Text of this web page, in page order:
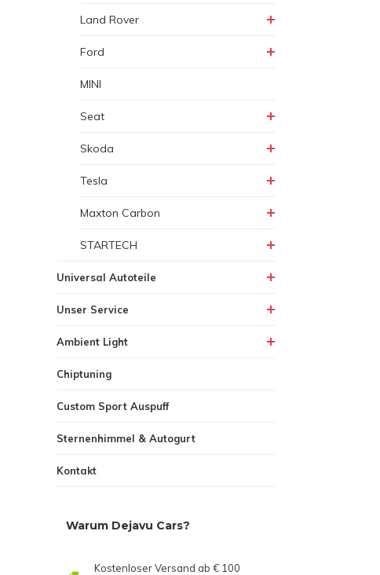
Land Rover
Ford
MINI
Seat
Skoda
Tesla
Maxton Carbon
STARTECH
Universal Autoteile
Unser Service
Ambient Light
Chiptuning
Custom Sport Auspuff
Sternenhimmel & Autogurt
Kontakt
Warum Dejavu Cars?
Kostenloser Versand ab € 100